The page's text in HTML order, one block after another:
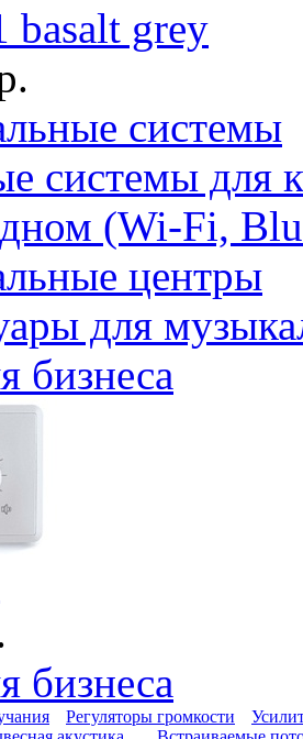
basalt grey
системы
системы для
(Wi-Fi,
центры
для
бизнеса
бизнеса
Регуляторы громкости